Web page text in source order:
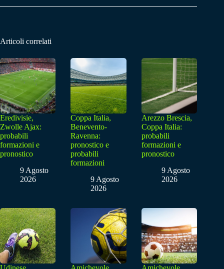
Articoli correlati
Eredivisie,
Zwolle Ajax:
probabili
formazioni e
pronostico
9 Agosto
2026
Coppa Italia,
Benevento-
Ravenna:
pronostico e
probabili
formazioni
9 Agosto
2026
Arezzo Brescia,
Coppa Italia:
probabili
formazioni e
pronostico
9 Agosto
2026